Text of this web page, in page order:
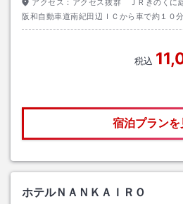
アクセス： アクセス抜群 ＪＲきのくに
阪和自動車道南紀田辺ＩＣから車で約１０
０分。きのくに線白浜駅まで車で約２０分
税込
宿泊プランを
ホテルＮＡＮＫＡＩＲＯ